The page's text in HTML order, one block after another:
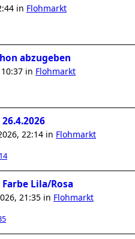
in Flohmarkt
abzugeben
in Flohmarkt
22:14 in Flohmarkt
Lila/Rosa
21:35 in Flohmarkt